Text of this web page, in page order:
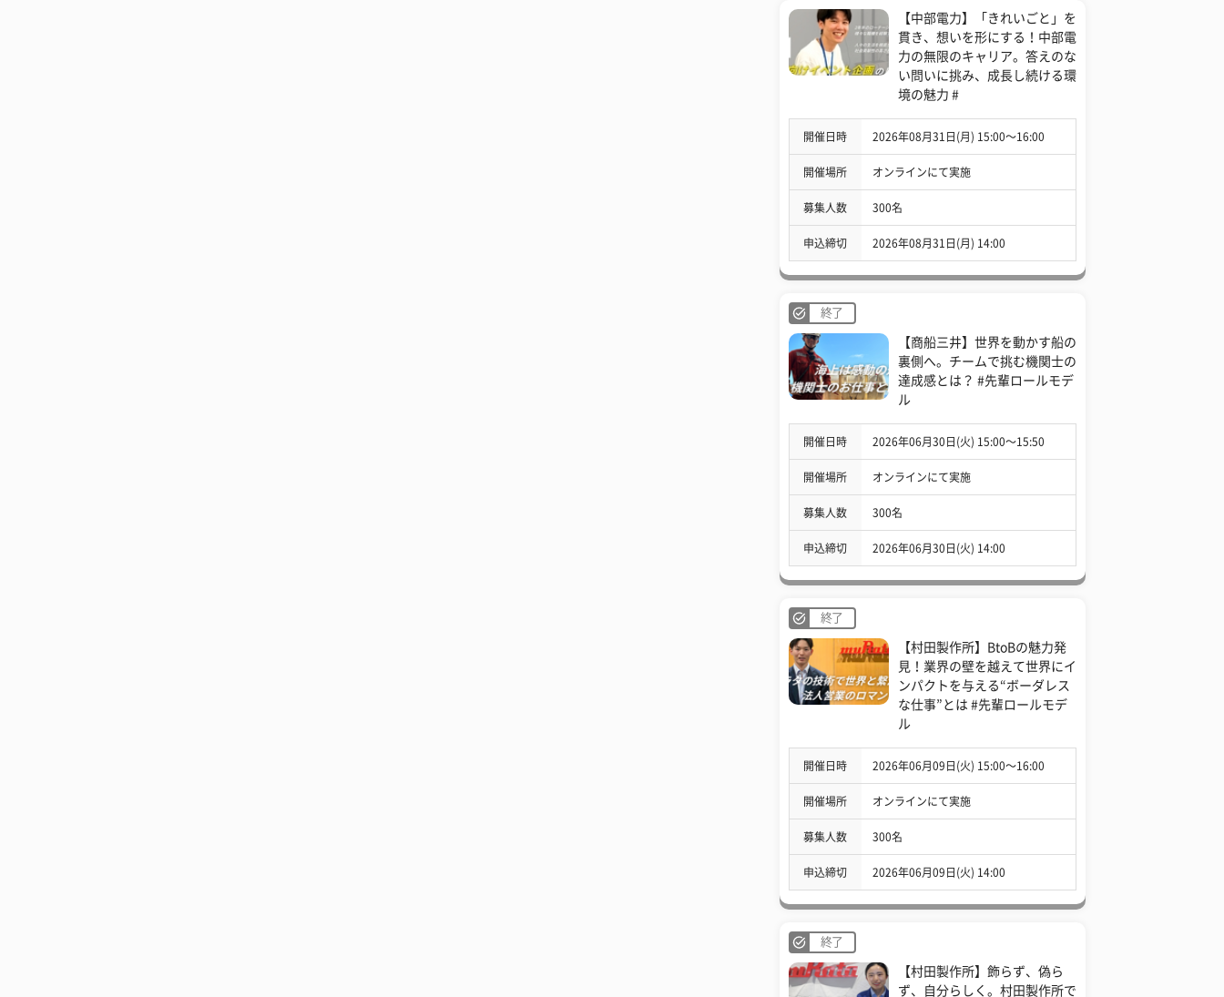
【中部電力】「きれいごと」を
貫き、想いを形にする！中部電
力の無限のキャリア。答えのな
い問いに挑み、成長し続ける環
境の魅力 #
開催日時 2026年08月31日(月) 15:00〜16:00
開催場所 オンラインにて実施
募集人数 300名
申込締切 2026年08月31日(月) 14:00
終了
【商船三井】世界を動かす船の
裏側へ。チームで挑む機関士の
達成感とは？ #先輩ロールモデ
ル
開催日時 2026年06月30日(火) 15:00〜15:50
開催場所 オンラインにて実施
募集人数 300名
申込締切 2026年06月30日(火) 14:00
終了
【村田製作所】BtoBの魅力発
見！業界の壁を越えて世界にイ
ンパクトを与える“ボーダレス
な仕事”とは #先輩ロールモデ
ル
開催日時 2026年06月09日(火) 15:00〜16:00
開催場所 オンラインにて実施
募集人数 300名
申込締切 2026年06月09日(火) 14:00
終了
【村田製作所】飾らず、偽ら
ず、自分らしく。村田製作所で